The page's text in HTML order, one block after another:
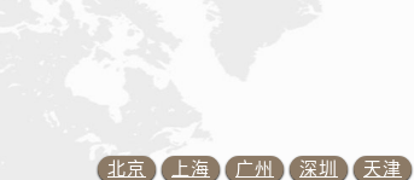
内蒙古自治区乌海市
内蒙古自治区乌兰察
内蒙古自治区锡林郭
山西省大同市平城区
北京 上海 广州 深圳 天津